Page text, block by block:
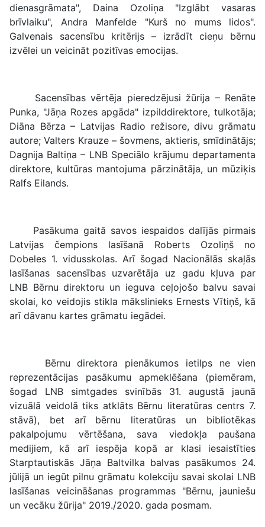
dienasgrāmata", Daina Ozoliņa "Izglābt vasaras
brīvlaiku", Andra Manfelde "Kurš no mums lidos".
Galvenais sacensību kritērijs – izrādīt cieņu bērnu
izvēlei un veicināt pozitīvas emocijas.
Sacensības vērtēja pieredzējusi žūrija – Renāte
Punka, "Jāņa Rozes apgāda" izpilddirektore, tulkotāja;
Diāna Bērza – Latvijas Radio režisore, divu grāmatu
autore; Valters Krauze – šovmens, aktieris, smīdinātājs;
Dagnija Baltiņa – LNB Speciālo krājumu departamenta
direktore, kultūras mantojuma pārzinātāja, un mūziķis
Ralfs Eilands.
Pasākuma gaitā savos iespaidos dalījās pirmais
Latvijas čempions lasīšanā Roberts Ozoliņš no
Dobeles 1. vidusskolas. Arī šogad Nacionālās skaļās
lasīšanas sacensības uzvarētāja uz gadu kļuva par
LNB Bērnu direktoru un ieguva ceļojošo balvu savai
skolai, ko veidojis stikla mākslinieks Ernests Vītiņš, kā
arī dāvanu kartes grāmatu iegādei.
Bērnu direktora pienākumos ietilps ne vien
reprezentācijas pasākumu apmeklēšana (piemēram,
šogad LNB simtgades svinībās 31. augustā jaunā
vizuālā veidolā tiks atklāts Bērnu literatūras centrs 7.
stāvā), bet arī bērnu literatūras un bibliotēkas
pakalpojumu vērtēšana, sava viedokļa paušana
medijiem, kā arī iespēja kopā ar klasi iesaistīties
Starptautiskās Jāņa Baltvilka balvas pasākumos 24.
jūlijā un iegūt pilnu grāmatu kolekciju savai skolai LNB
lasīšanas veicināšanas programmas "Bērnu, jauniešu
un vecāku žūrija" 2019./2020. gada posmam.